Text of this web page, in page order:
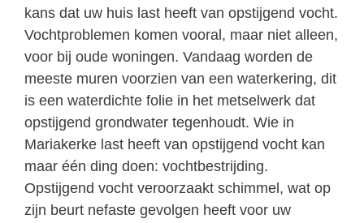
kans dat uw huis last heeft van opstijgend vocht.
Vochtproblemen komen vooral, maar niet alleen,
voor bij oude woningen. Vandaag worden de
meeste muren voorzien van een waterkering, dit
is een waterdichte folie in het metselwerk dat
opstijgend grondwater tegenhoudt. Wie in
Mariakerke last heeft van opstijgend vocht kan
maar één ding doen: vochtbestrijding.
Opstijgend vocht veroorzaakt schimmel, wat op
zijn beurt nefaste gevolgen heeft voor uw